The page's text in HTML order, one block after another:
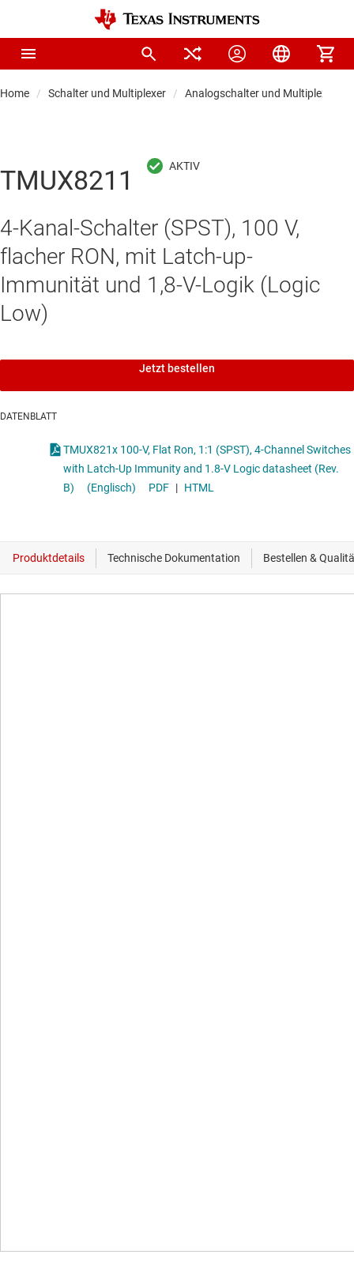
Home Schalter und Multiplexer Analogschalter und Multiplexer
TMUX8211
4-Kanal-Schalter (SPST), 100 V,
flacher RON, mit Latch-up-
Immunität und 1,8-V-Logik (Logic
Low)
Jetzt bestellen
DATENBLATT
TMUX821x 100-V, Flat Ron, 1:1 (SPST), 4-Channel Switches
with Latch-Up Immunity and 1.8-V Logic datasheet (Rev.
B)
(Englisch) PDF | HTML